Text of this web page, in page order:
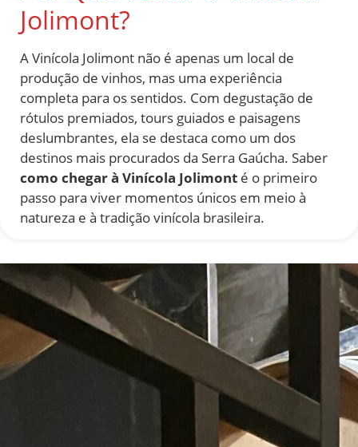
Jolimont?
A Vinícola Jolimont não é apenas um local de
produção de vinhos, mas uma experiência
completa para os sentidos. Com degustação de
rótulos premiados, tours guiados e paisagens
deslumbrantes, ela se destaca como um dos
destinos mais procurados da Serra Gaúcha. Saber
como chegar à Vinícola Jolimont é o primeiro
passo para viver momentos únicos em meio à
natureza e à tradição vinícola brasileira.